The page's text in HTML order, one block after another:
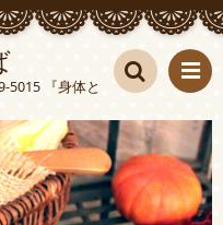
5015 『身体と
検索